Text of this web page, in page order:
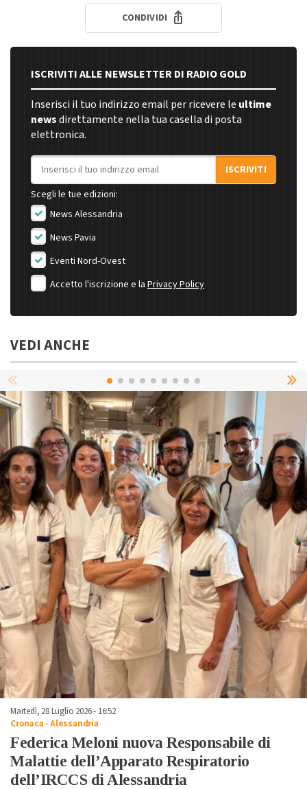
CONDIVIDI
ISCRIVITI ALLE NEWSLETTER DI RADIO GOLD
Inserisci il tuo indirizzo email per ricevere le ultime
newsdirettamente nella tua casella di posta
elettronica.
Indirizzo email
ISCRIVITI
Scegli le tue edizioni:
News Alessandria
News Pavia
Eventi Nord-Ovest
Accetto l'iscrizione e la Privacy Policy
VEDI ANCHE
Martedì, 28 Luglio 2026 - 16:52
Cronaca-Alessandria
Federica Meloni nuova Responsabile di
Malattie dell’Apparato Respiratorio
dell’IRCCS di Alessandria